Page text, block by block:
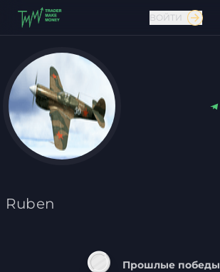
Связаться с нами
ВОЙТИ
Ruben
Прошлые победы